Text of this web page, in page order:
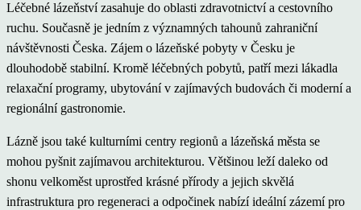
Léčebné lázeňství zasahuje do oblasti zdravotnictví a cestovního
ruchu. Současně je jedním z významných tahounů zahraniční
návštěvnosti Česka. Zájem o lázeňské pobyty v Česku je
dlouhodobě stabilní. Kromě léčebných pobytů, patří mezi lákadla
relaxační programy, ubytování v zajímavých budovách či moderní a
regionální gastronomie.
Lázně jsou také kulturními centry regionů a lázeňská města se
mohou pyšnit zajímavou architekturou. Většinou leží daleko od
shonu velkoměst uprostřed krásné přírody a jejich skvělá
infrastruktura pro regeneraci a odpočinek nabízí ideální zázemí pro